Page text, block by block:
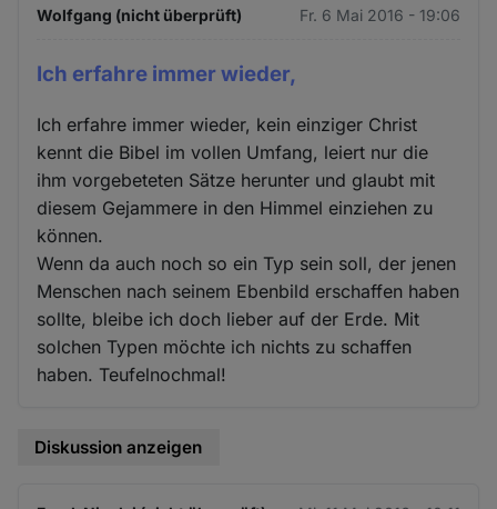
Wolfgang (nicht überprüft) Fr. 6 Mai 2016 - 19:06
Ich erfahre immer wieder,
Ich erfahre immer wieder, kein einziger Christ
kennt die Bibel im vollen Umfang, leiert nur die
ihm vorgebeteten Sätze herunter und glaubt mit
diesem Gejammere in den Himmel einziehen zu
können.
Wenn da auch noch so ein Typ sein soll, der jenen
Menschen nach seinem Ebenbild erschaffen haben
sollte, bleibe ich doch lieber auf der Erde. Mit
solchen Typen möchte ich nichts zu schaffen
haben. Teufelnochmal!
Diskussion anzeigen